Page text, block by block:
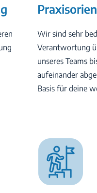
Wir sind sehr
Verantwortung
unseres Teams
aufeinander
Basis für deine